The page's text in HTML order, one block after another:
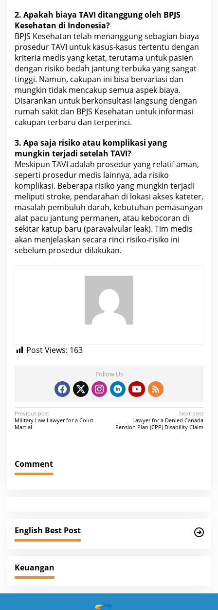
2. Apakah biaya TAVI ditanggung oleh BPJS
Kesehatan di Indonesia?
BPJS Kesehatan telah menanggung sebagian biaya
prosedur TAVI untuk kasus-kasus tertentu dengan
kriteria medis yang ketat, terutama untuk pasien
dengan risiko bedah jantung terbuka yang sangat
tinggi. Namun, cakupan ini bisa bervariasi dan
mungkin tidak mencakup semua aspek biaya.
Disarankan untuk berkonsultasi langsung dengan
rumah sakit dan BPJS Kesehatan untuk informasi
cakupan terbaru dan terperinci.
3. Apa saja risiko atau komplikasi yang
mungkin terjadi setelah TAVI?
Meskipun TAVI adalah prosedur yang relatif aman,
seperti prosedur medis lainnya, ada risiko
komplikasi. Beberapa risiko yang mungkin terjadi
meliputi stroke, pendarahan di lokasi akses kateter,
masalah pembuluh darah, kebutuhan pemasangan
alat pacu jantung permanen, atau kebocoran di
sekitar katup baru (paravalvular leak). Tim medis
akan menjelaskan secara rinci risiko-risiko ini
sebelum prosedur dilakukan.
Post Views: 163
Follow Us
P
o
t
n
g
a
i
o
n
Previous post
Military Law Lawyer for a Court
Martial
Next post
Lawyer for a Denied Canada
Pension Plan (CPP) Disability Claim
Comment
English Best Post
Keuangan